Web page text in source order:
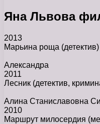
Яна Львова
2013
Марьина роща (детектив)
Александра
2011
Лесник (детектив,
Алина Станиславовна
2010
Маршрут милосердия